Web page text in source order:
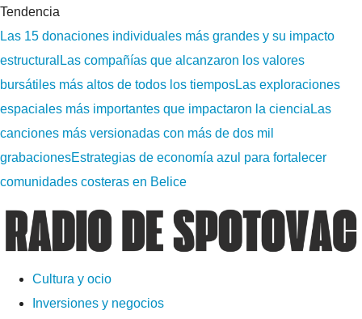
Tendencia
Las 15 donaciones individuales más grandes y su impacto
estructural Las compañías que alcanzaron los valores
bursátiles más altos de todos los tiemposLas exploraciones
espaciales más importantes que impactaron la ciencia Las
canciones más versionadas con más de dos mil
grabacionesEstrategias de economía azul para fortalecer
comunidades costeras en Belice
Cultura y ocio
Inversiones y negocios